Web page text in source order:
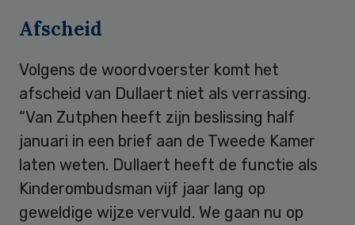
Afscheid
Volgens de woordvoerster komt het
afscheid van Dullaert niet als verrassing.
“Van Zutphen heeft zijn beslissing half
januari in een brief aan de Tweede Kamer
laten weten. Dullaert heeft de functie als
Kinderombudsman vijf jaar lang op
geweldige wijze vervuld. We gaan nu op